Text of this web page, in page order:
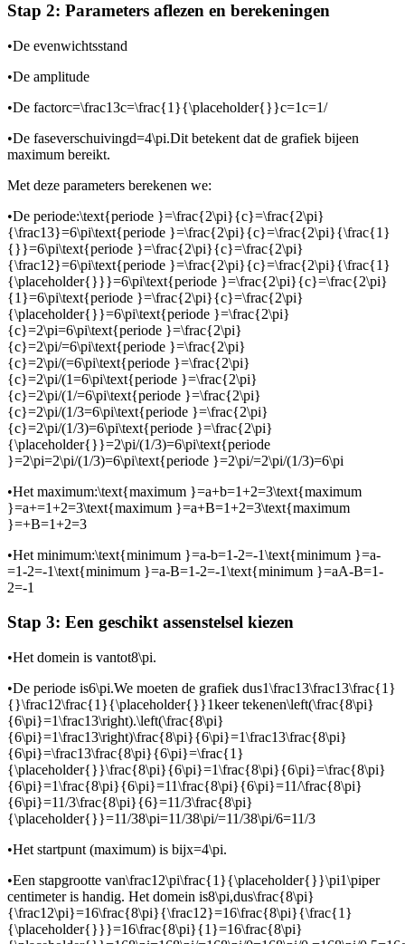
Stap 2: Parameters aflezen en berekeningen
•De evenwichtsstand
•De amplitude
•De factorc=\frac13c=\frac{1}{\placeholder{}}c=1c=1/
•De faseverschuivingd=4\pi.Dit betekent dat de grafiek bijeen
maximum bereikt.
Met deze parameters berekenen we:
•De periode:\text{periode }=\frac{2\pi}{c}=\frac{2\pi}
{\frac13}=6\pi\text{periode }=\frac{2\pi}{c}=\frac{2\pi}{\frac{1}
{}}=6\pi\text{periode }=\frac{2\pi}{c}=\frac{2\pi}
{\frac12}=6\pi\text{periode }=\frac{2\pi}{c}=\frac{2\pi}{\frac{1}
{\placeholder{}}}=6\pi\text{periode }=\frac{2\pi}{c}=\frac{2\pi}
{1}=6\pi\text{periode }=\frac{2\pi}{c}=\frac{2\pi}
{\placeholder{}}=6\pi\text{periode }=\frac{2\pi}
{c}=2\pi=6\pi\text{periode }=\frac{2\pi}
{c}=2\pi/=6\pi\text{periode }=\frac{2\pi}
{c}=2\pi/(=6\pi\text{periode }=\frac{2\pi}
{c}=2\pi/(1=6\pi\text{periode }=\frac{2\pi}
{c}=2\pi/(1/=6\pi\text{periode }=\frac{2\pi}
{c}=2\pi/(1/3=6\pi\text{periode }=\frac{2\pi}
{c}=2\pi/(1/3)=6\pi\text{periode }=\frac{2\pi}
{\placeholder{}}=2\pi/(1/3)=6\pi\text{periode
}=2\pi=2\pi/(1/3)=6\pi\text{periode }=2\pi/=2\pi/(1/3)=6\pi
•Het maximum:\text{maximum }=a+b=1+2=3\text{maximum
}=a+=1+2=3\text{maximum }=a+B=1+2=3\text{maximum
}=+B=1+2=3
•Het minimum:\text{minimum }=a-b=1-2=-1\text{minimum }=a-
=1-2=-1\text{minimum }=a-B=1-2=-1\text{minimum }=aA-B=1-
2=-1
Stap 3: Een geschikt assenstelsel kiezen
•Het domein is vantot8\pi.
•De periode is6\pi.We moeten de grafiek dus1\frac13\frac13\frac{1}
{}\frac12\frac{1}{\placeholder{}}1keer tekenen\left(\frac{8\pi}
{6\pi}=1\frac13\right).\left(\frac{8\pi}
{6\pi}=1\frac13\right)\frac{8\pi}{6\pi}=1\frac13\frac{8\pi}
{6\pi}=\frac13\frac{8\pi}{6\pi}=\frac{1}
{\placeholder{}}\frac{8\pi}{6\pi}=1\frac{8\pi}{6\pi}=\frac{8\pi}
{6\pi}=1\frac{8\pi}{6\pi}=11\frac{8\pi}{6\pi}=11/\frac{8\pi}
{6\pi}=11/3\frac{8\pi}{6}=11/3\frac{8\pi}
{\placeholder{}}=11/38\pi=11/38\pi/=11/38\pi/6=11/3
•Het startpunt (maximum) is bijx=4\pi.
•Een stapgrootte van\frac12\pi\frac{1}{\placeholder{}}\pi1\piper
centimeter is handig. Het domein is8\pi,dus\frac{8\pi}
{\frac12\pi}=16\frac{8\pi}{\frac12}=16\frac{8\pi}{\frac{1}
{\placeholder{}}}=16\frac{8\pi}{1}=16\frac{8\pi}